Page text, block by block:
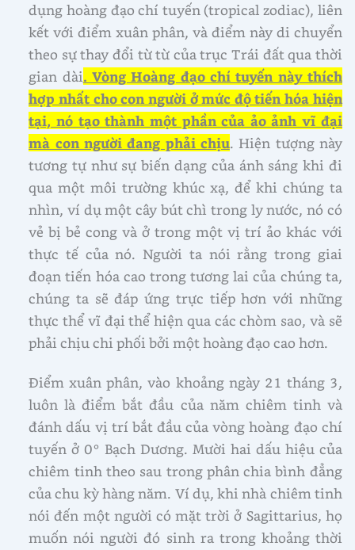
dụng hoàng đạo chí tuyến (tropical zodiac), liên
kết với điểm xuân phân, và điểm này di chuyển
theo sự thay đổi từ từ của trục Trái đất qua thời
gian dài. Vòng Hoàng đạo chí tuyến này thích
hợp nhất cho con người ở mức độ tiến hóa hiện
tại, nó tạo thành một phần của ảo ảnh vĩ đại
mà con người đang phải chịu. Hiện tượng này
tương tự như sự biến dạng của ánh sáng khi đi
qua một môi trường khúc xạ, để khi chúng ta
nhìn, ví dụ một cây bút chì trong ly nước, nó có
vẻ bị bẻ cong và ở trong một vị trí ảo khác với
thực tế của nó. Người ta nói rằng trong giai
đoạn tiến hóa cao trong tương lai của chúng ta,
chúng ta sẽ đáp ứng trực tiếp hơn với những
thực thể vĩ đại thể hiện qua các chòm sao, và sẽ
phải chịu chi phối bởi một hoàng đạo cao hơn.
Điểm xuân phân, vào khoảng ngày 21 tháng 3,
luôn là điểm bắt đầu của năm chiêm tinh và
đánh dấu vị trí bắt đầu của vòng hoàng đạo chí
tuyến ở 0° Bạch Dương. Mười hai dấu hiệu của
chiêm tinh theo sau trong phân chia bình đẳng
của chu kỳ hàng năm. Ví dụ, khi nhà chiêm tinh
nói đến một người có mặt trời ở Sagittarius, họ
muốn nói người đó sinh ra trong khoảng thời